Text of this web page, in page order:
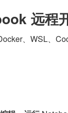
远程
、WSL、